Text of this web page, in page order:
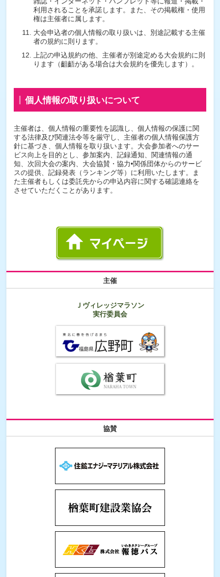
利用されることを承諾します。また、その掲載権・使用
権は主催者に属します。
大会申込者の個人情報の取り扱いは、別途記載する主催
者の規約に則ります。
上記の申込規約の他、主催者が別途定める大会規約に則
ります（齟齬がある場合は大会規約を優先します）。
個人情報の取り扱いについて
主催者は、個人情報の重要性を認識し、個人情報の保護に関
する法律及び関連法令等を厳守し、主催者の個人情報保護方
針に基づき、個人情報を取り扱います。大会参加者へのサー
ビス向上を目的とし、参加案内、記録通知、関連情報の通
知、次回大会の案内、大会協賛・協力•関係団体からのサービ
スの提供、記録発表（ランキング等）に利用いたします。ま
た主催者もしくは委託先からの申込内容に関する確認連絡を
させていただくことがあります。
主催
Ｊヴィレッジマラソン
実行委員会
協賛